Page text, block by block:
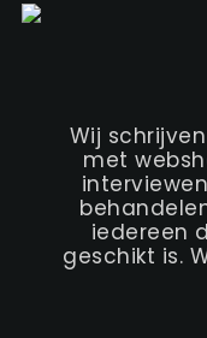
Wij
met
iedereen
geschikt is.